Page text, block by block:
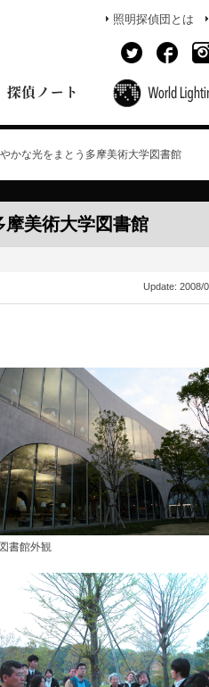
照明探偵団とは
ノート
員の独り言
レイク
シュラン
かな光をまとう多摩美術大学図書館
美術大学図書館
Update: 2008/
書館外観